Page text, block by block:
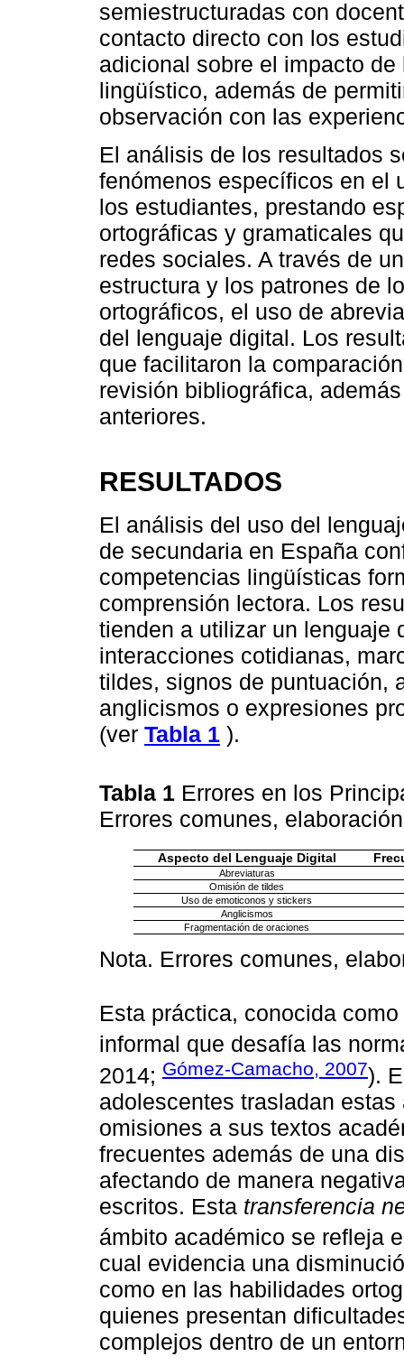
semiestructuradas con
contacto directo con los
adicional sobre el impacto
lingüístico, además de
observación con las
El análisis de los resultados
fenómenos específicos en el
los estudiantes, prestando
ortográficas y gramaticales
redes sociales. A través de
estructura y los patrones de
ortográficos, el uso de
del lenguaje digital. Los
que facilitaron la
revisión bibliográfica,
anteriores.
RESULTADOS
El análisis del uso del
de secundaria en España
competencias lingüísticas
comprensión lectora. Los
tienden a utilizar un lenguaje
interacciones cotidianas,
tildes, signos de puntuación,
anglicismos o expresiones
(ver Tabla 1 ).
Tabla 1 Errores en los
Errores comunes,
Aspecto del Lenguaje Digital
Abreviaturas
Omisión de tildes
Uso de emoticonos y stickers
Anglicismos
Fragmentación de oraciones
Nota. Errores comunes,
Esta práctica, conocida como
informal que desafía las
2014; Gómez-Camacho, 2007).
adolescentes trasladan
omisiones a sus textos
frecuentes además de una
afectando de manera
escritos. Esta transferencia
ámbito académico se refleja
cual evidencia una
como en las habilidades
quienes presentan
complejos dentro de un